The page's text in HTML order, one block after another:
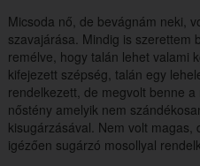
Micsoda nő, de bevágnám neki,
szavajárása. Mindig is szerettem
remélve, hogy talán lehet valami
kifejezett szépség, talán egy
rendelkezett, de megvolt benne
nőstény amelyik nem
kisugárzásával. Nem volt magas,
igézően sugárzó mosollyal